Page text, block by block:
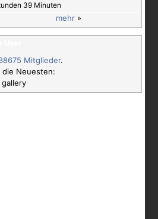
39 Minuten
mehr »
Mitglieder.
die Neuesten: